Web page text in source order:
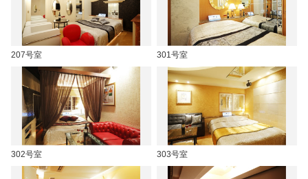
207号室 301号室
302号室 303号室